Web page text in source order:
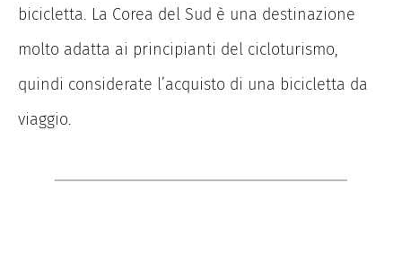
bicicletta. La Corea del Sud è una destinazione
molto adatta ai principianti del cicloturismo,
quindi considerate l’acquisto di una bicicletta da
viaggio.